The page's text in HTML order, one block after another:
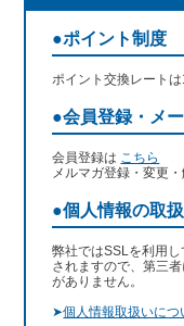
●ポイント制度
ポイント交換レート
●会員登録・メ
会員登録は こちら
メルマガ登録・変更
●個人情報の取
弊社ではSSLを利用
されますので、第三
がありません。
➤個人情報取扱いにつ